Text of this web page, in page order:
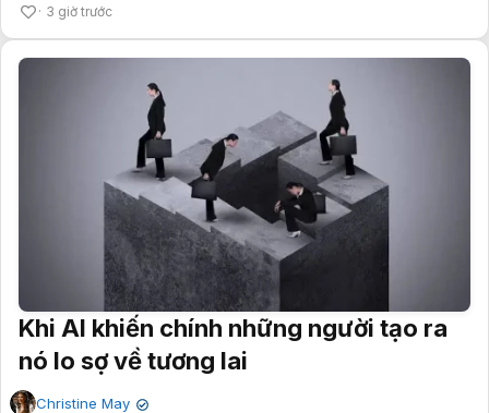
3 giờ trước
Khi AI khiến chính những người tạo ra
nó lo sợ về tương lai
Christine May ✔